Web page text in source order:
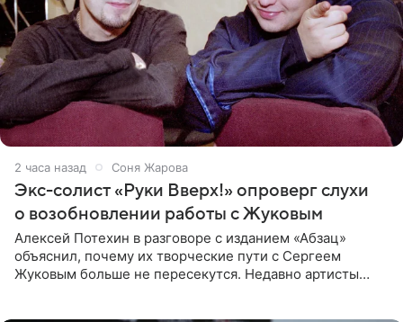
2 часа назад Соня Жарова
Экс-солист «Руки Вверх!» опроверг слухи
о возобновлении работы с Жуковым
Алексей Потехин в разговоре с изданием «Абзац»
объяснил, почему их творческие пути с Сергеем
Жуковым больше не пересекутся. Недавно артисты